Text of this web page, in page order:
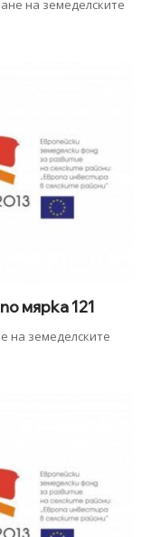
на земеделските
мярка 121
на земеделските